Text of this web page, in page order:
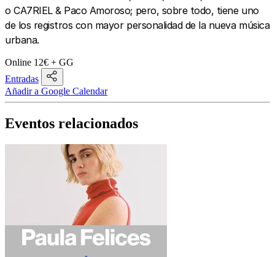
o CA7RIEL & Paco Amoroso; pero, sobre todo, tiene uno
de los registros con mayor personalidad de la nueva música
urbana.
Online 12€ + GG
Entradas
Añadir a Google Calendar
Eventos relacionados